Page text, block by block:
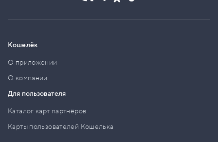
Кошелёк
О приложении
О компании
Для пользователя
Каталог карт партнёров
Карты пользователей Кошелька